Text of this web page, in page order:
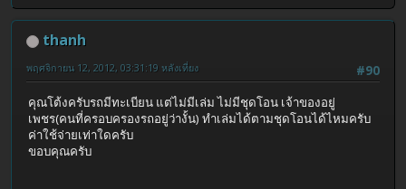
thanh
#90
พฤศจิกายน 12, 2012, 03:31:19 หลังเที่ยง
คุณโต้งครับรถมีทะเบียน แต่ไม่มีเล่ม ไม่มีชุดโอน เจ้าของอยู่
เพชร(คนที่ครอบครองรถอยู่ว่างั้น) ทำเล่มได้ตามชุดโอนได้ไหมครับ
ค่าใช้จ่ายเท่าใดครับ
ขอบคุณครับ